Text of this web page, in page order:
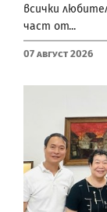
всички
част от...
07 Август 2026